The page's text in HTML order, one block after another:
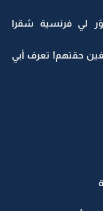
لي فرنسية شقرا
حقتهم! تعرف أبي